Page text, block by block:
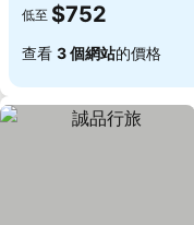
低至 $752
查看 3 個網站的價格